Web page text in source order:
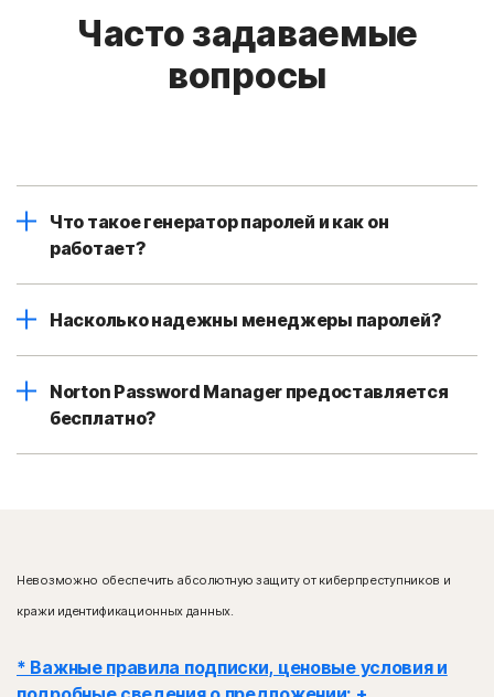
Часто задаваемые
вопросы
Что такое генератор паролей и как он
работает?
Насколько надежны менеджеры паролей?
Norton Password Manager предоставляется
бесплатно?
Невозможно обеспечить абсолютную защиту от киберпреступников и
кражи идентификационных данных.
* Важные правила подписки, ценовые условия и